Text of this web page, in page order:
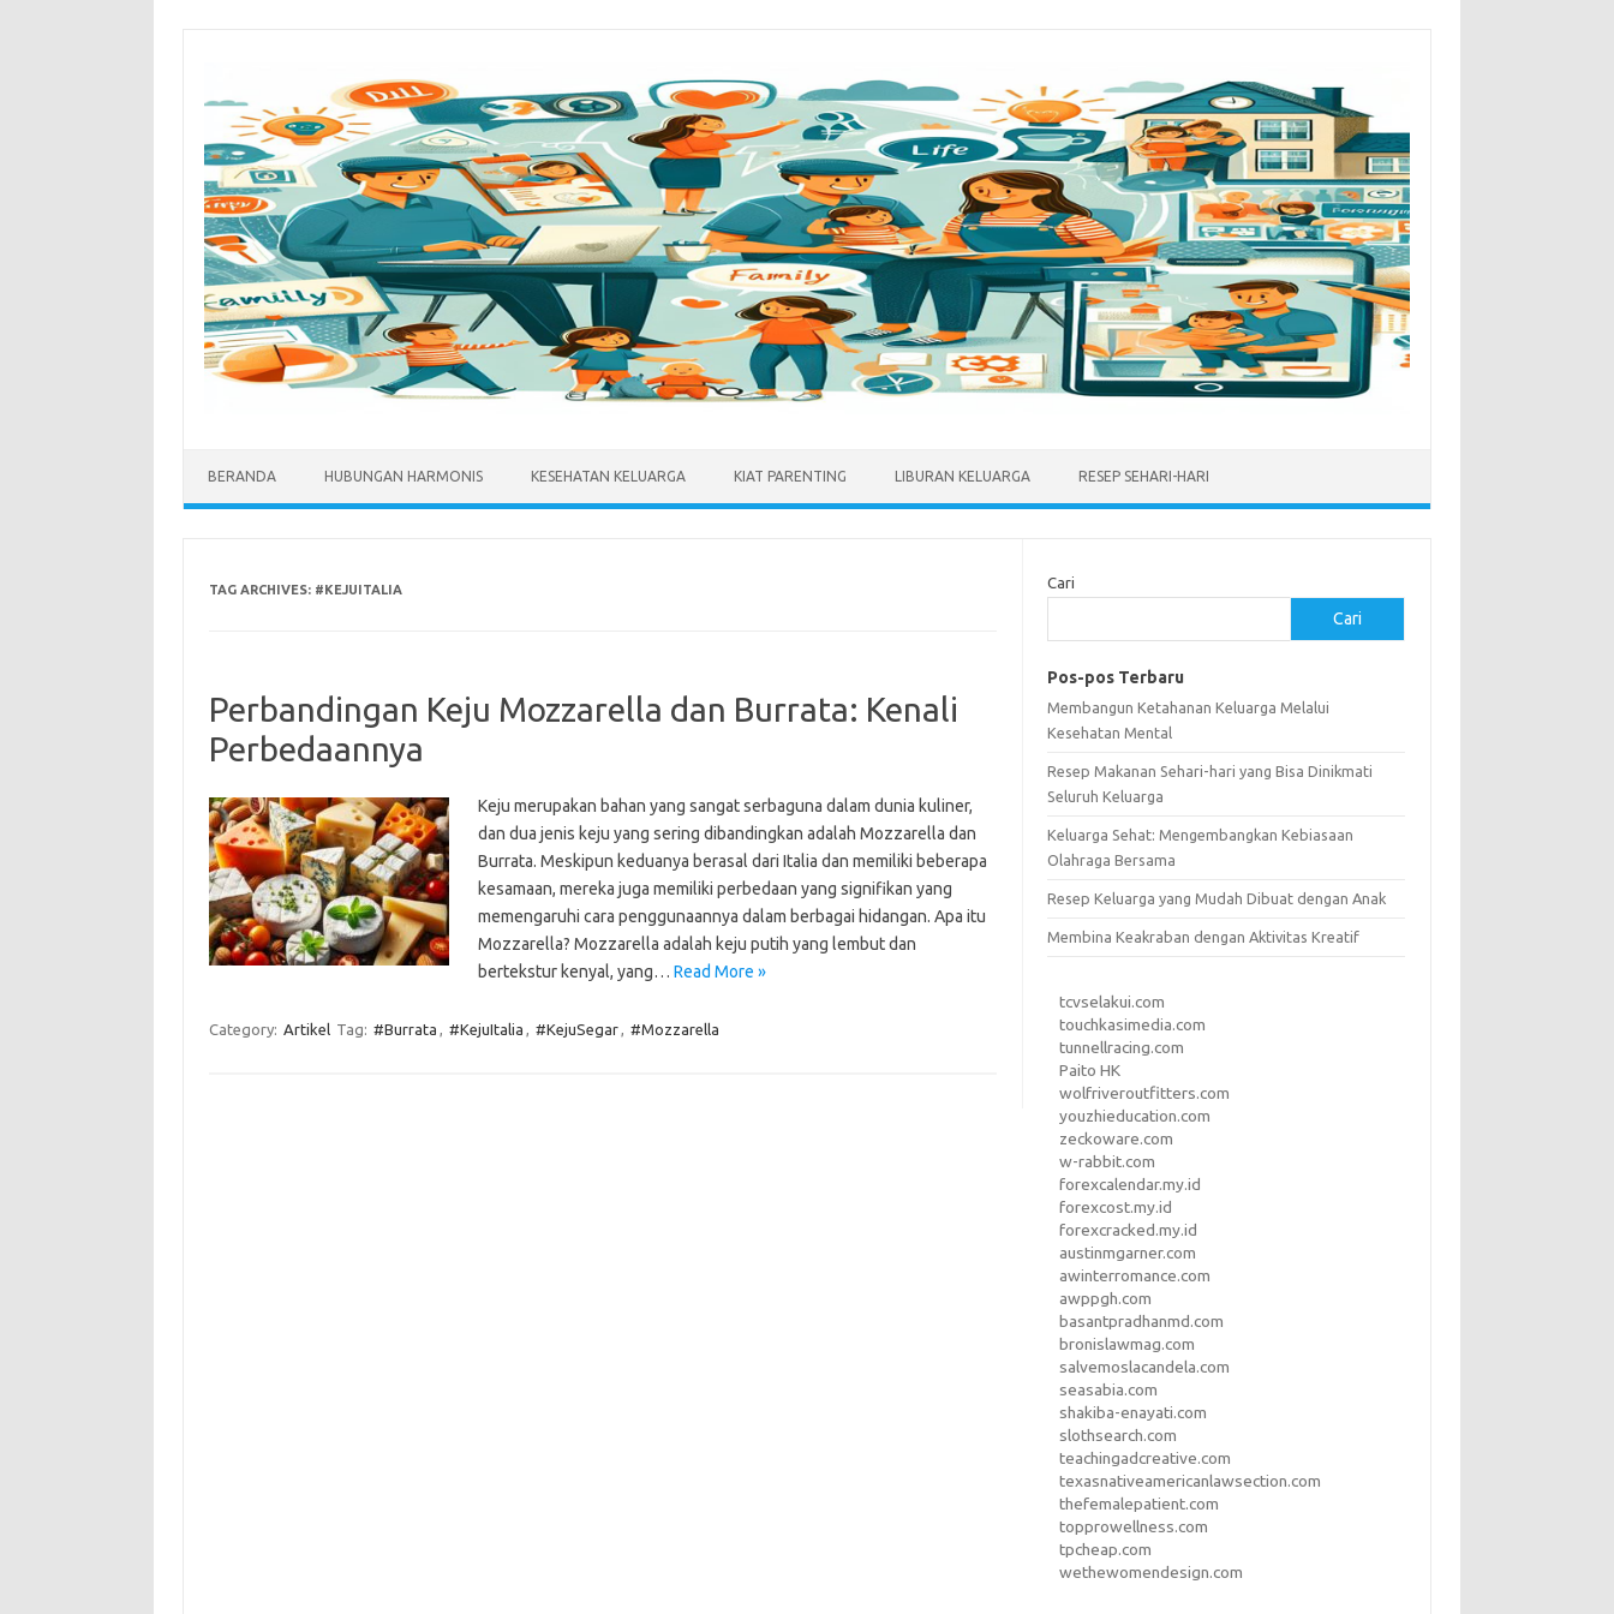
BERANDA HUBUNGAN HARMONIS KESEHATAN KELUARGA KIAT PARENTING LIBURAN KELUARGA RESEP SEHARI-HARI
TAG ARCHIVES: #KEJUITALIA
Perbandingan Keju Mozzarella dan Burrata: Kenali
Perbedaannya
Keju merupakan bahan yang sangat serbaguna dalam dunia kuliner,
dan dua jenis keju yang sering dibandingkan adalah Mozzarella dan
Burrata. Meskipun keduanya berasal dari Italia dan memiliki beberapa
kesamaan, mereka juga memiliki perbedaan yang signifikan yang
memengaruhi cara penggunaannya dalam berbagai hidangan. Apa itu
Mozzarella? Mozzarella adalah keju putih yang lembut dan
bertekstur kenyal, yang… Read More »
Category: Artikel Tag: #Burrata , #KejuItalia , #KejuSegar, #Mozzarella
Cari
Cari
Pos-pos Terbaru
Membangun Ketahanan Keluarga Melalui
Kesehatan Mental
Resep Makanan Sehari-hari yang Bisa Dinikmati
Seluruh Keluarga
Keluarga Sehat: Mengembangkan Kebiasaan
Olahraga Bersama
Resep Keluarga yang Mudah Dibuat dengan Anak
Membina Keakraban dengan Aktivitas Kreatif
tcvselakui.com
touchkasimedia.com
tunnellracing.com
Paito HK
wolfriveroutfitters.com
youzhieducation.com
zeckoware.com
w-rabbit.com
forexcalendar.my.id
forexcost.my.id
forexcracked.my.id
austinmgarner.com
awinterromance.com
awppgh.com
basantpradhanmd.com
bronislawmag.com
salvemoslacandela.com
seasabia.com
shakiba-enayati.com
slothsearch.com
teachingadcreative.com
texasnativeamericanlawsection.com
thefemalepatient.com
topprowellness.com
tpcheap.com
wethewomendesign.com